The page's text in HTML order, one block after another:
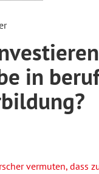
in
vermuten, dass